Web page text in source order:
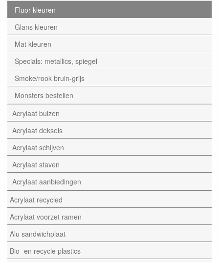
Fluor kleuren
Glans kleuren
Mat kleuren
Specials: metallics, spiegel
Smoke/rook bruin-grijs
Monsters bestellen
Acrylaat buizen
Acrylaat deksels
Acrylaat schijven
Acrylaat staven
Acrylaat aanbiedingen
Acrylaat recycled
Acrylaat voorzet ramen
Alu sandwichplaat
Bio- en recycle plastics